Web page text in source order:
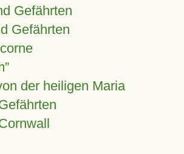
Gefährten
Gefährten
der heiligen Maria